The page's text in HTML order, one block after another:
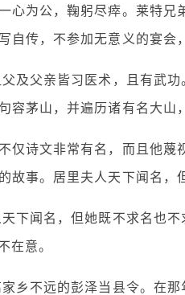
心为公，鞠躬尽瘁。莱特
自传，不参加无意义的宴会
及父亲皆习医术，且有武
容茅山，并遍历诸有名大山
仅诗文非常有名，而且他蔑
故事。居里夫人天下闻名，
下闻名，但她既不求名也
在意。
乡不远的彭泽当县令。在